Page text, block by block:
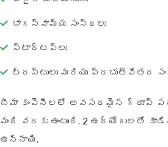
భాగస్వామ్య సంస్థలు
స్టార్టప్‌లు
ట్రస్టులు మరియు ప్రభుత్వేతర
బీమా కంపెనీలలో అవసరమైన గ్రూప్
మంది వరకు ఉంటుంది. 2 ఉద్యోగులతో
ఉన్నాయి.